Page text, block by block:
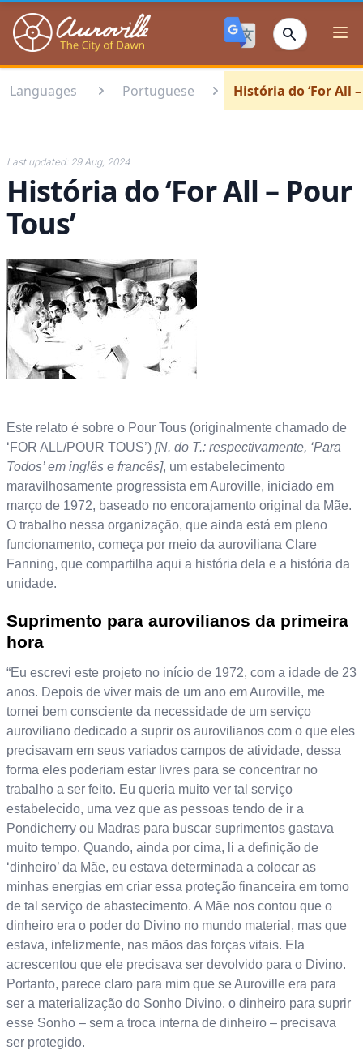
Auroville
Languages Portuguese História do ‘For All
Last updated: 29 Aug, 2024
História do ‘For All – Pour
Tous’
Este relato é sobre o Pour Tous (originalmente chamado de
‘FOR ALL/POUR TOUS’) [N. do T.: respectivamente, ‘Para
Todos’ em inglês e francês], um estabelecimento
maravilhosamente progressista em Auroville, iniciado em
março de 1972, baseado no encorajamento original da Mãe.
O trabalho nessa organização, que ainda está em pleno
funcionamento, começa por meio da auroviliana Clare
Fanning, que compartilha aqui a história dela e a história da
unidade.
Suprimento para aurovilianos da primeira
hora
“Eu escrevi este projeto no início de 1972, com a idade de 23
anos. Depois de viver mais de um ano em Auroville, me
tornei bem consciente da necessidade de um serviço
auroviliano dedicado a suprir os aurovilianos com o que eles
precisavam em seus variados campos de atividade, dessa
forma eles poderiam estar livres para se concentrar no
trabalho a ser feito. Eu queria muito ver tal serviço
estabelecido, uma vez que as pessoas tendo de ir a
Pondicherry ou Madras para buscar suprimentos gastava
muito tempo. Quando, ainda por cima, li a definição de
‘dinheiro’ da Mãe, eu estava determinada a colocar as
minhas energias em criar essa proteção financeira em torno
de tal serviço de abastecimento. A Mãe nos contou que o
dinheiro era o poder do Divino no mundo material, mas que
estava, infelizmente, nas mãos das forças vitais. Ela
acrescentou que ele precisava ser devolvido para o Divino.
Portanto, parece claro para mim que se Auroville era para
ser a materialização do Sonho Divino, o dinheiro para suprir
esse Sonho – sem a troca interna de dinheiro – precisava
ser protegido.